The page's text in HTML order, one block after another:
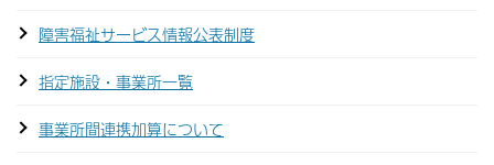
障害福祉サービス情報公表制度
指定施設・事業所一覧
事業所間連携加算について